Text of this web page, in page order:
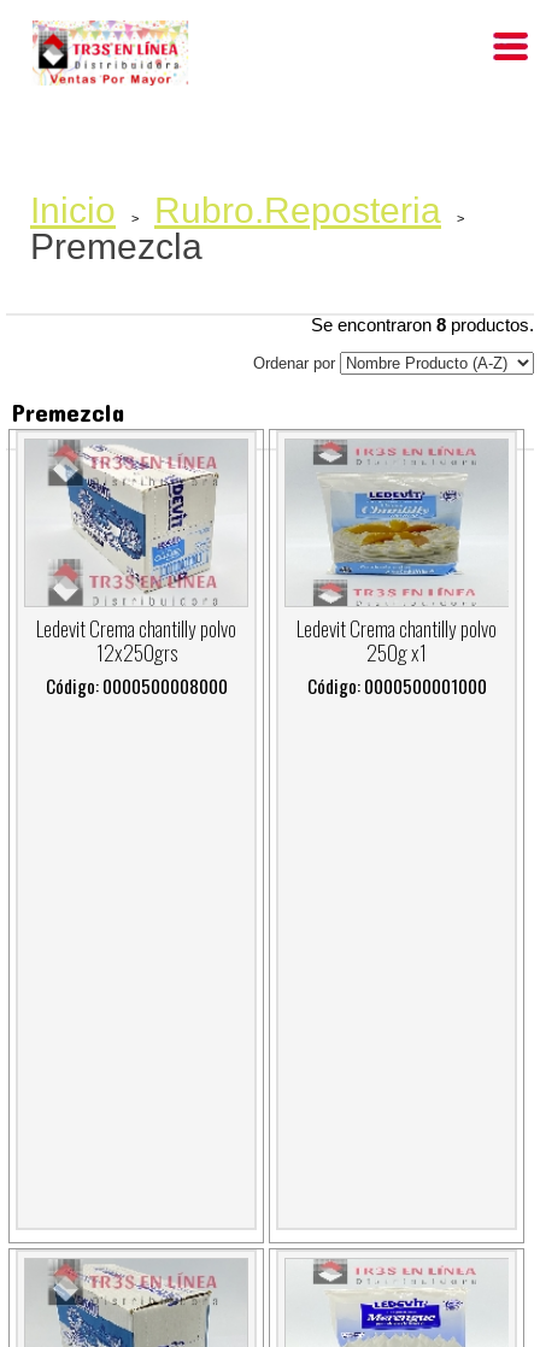
Inicio > Rubro.Reposteria >
Premezcla
Se encontraron 8 productos.
Ordenar por
Premezcla
Ledevit Crema chantilly polvo
12x250grs
Código: 0000500008000
Ledevit Crema chantilly polvo
250g x1
Código: 0000500001000